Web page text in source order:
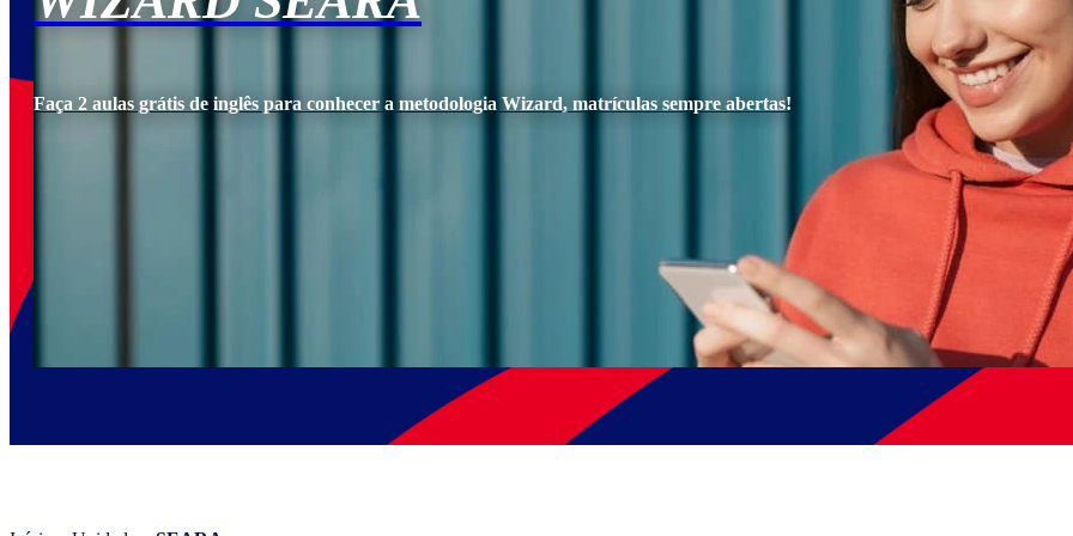
Faça 2 aulas grátis de inglês para conhecer a metodologia Wizard, matrículas sempre abertas!